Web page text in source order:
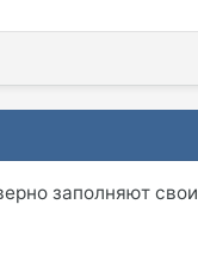
заполняют свои